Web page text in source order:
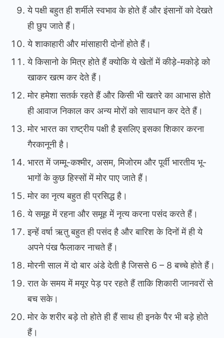
ये पक्षी बहुत ही शर्मीले स्वभाव के होते हैं और इंसानों को देखते
ही छुप जाते हैं।
ये शाकाहारी और मांसाहारी दोनों होते हैं।
ये किसानो के मित्र होते हैं क्योकि ये खेतों में कीड़े-मकोड़े को
खाकर खत्म कर देते हैं।
मोर हमेशा सतर्क रहते हैं और किसी भी खतरे का आभास होते
ही आवाज निकाल कर अन्य मोरों को सावधान कर देते हैं।
मोर भारत का राष्ट्रीय पक्षी है इसलिए इसका शिकार करना
गैरकानूनी है।
भारत में जम्मू-कश्मीर, असम, मिजोरम और पूर्वी भारतीय भू-
भागों के कुछ हिस्सों में मोर पाए जाते हैं।
मोर का नृत्य बहुत ही प्रसिद्ध है।
ये समूह में रहना और समूह में नृत्य करना पसंद करते हैं।
इन्हें वर्षा ऋतु बहुत ही पसंद है और बारिश के दिनों में ही ये
अपने पंख फैलाकर नाचते हैं।
मोरनी साल में दो बार अंडे देती है जिससे 6 – 8 बच्चे होते हैं।
रात के समय में मयूर पेड़ पर रहते हैं ताकि शिकारी जानवरों से
बच सके।
मोर के शरीर बड़े तो होते ही हैं साथ ही इनके पैर भी बड़े होते
हैं।